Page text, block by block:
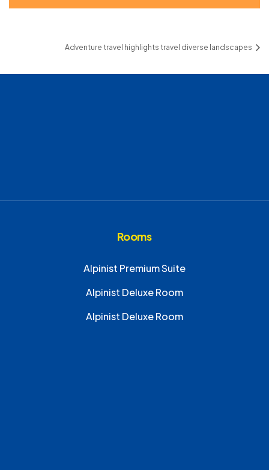
Adventure travel highlights travel diverse landscapes
Rooms
Alpinist Premium Suite
Alpinist Deluxe Room
Alpinist Deluxe Room